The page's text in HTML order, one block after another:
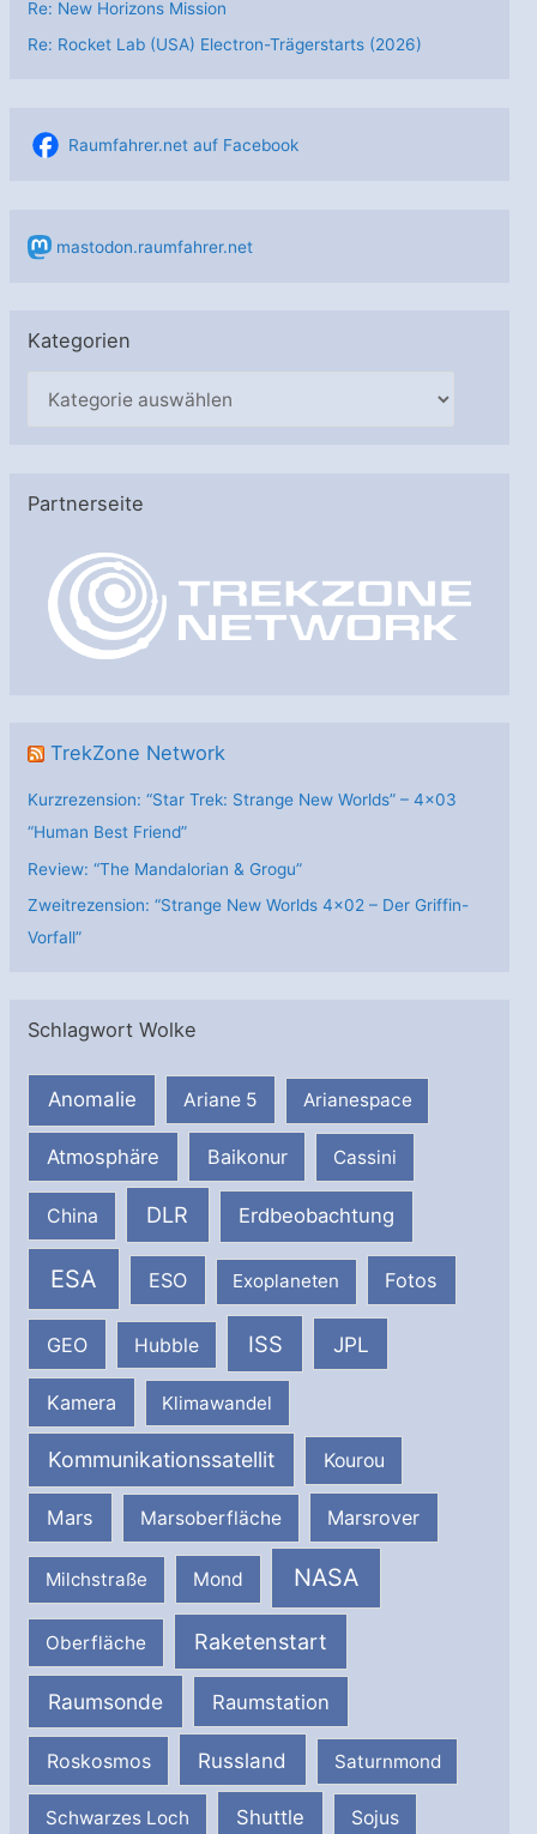
Re: New Horizons Mission
Re: Rocket Lab (USA) Electron-Trägerstarts (2026)
Raumfahrer.net auf Facebook
mastodon.raumfahrer.net
Kategorien
g
Partnerseite
TrekZone Network
Kurzrezension: “Star Trek: Strange New Worlds” – 4×03
“Human Best Friend”
Review: “The Mandalorian & Grogu”
Zweitrezension: “Strange New Worlds 4×02 – Der Griffin-
Vorfall”
Schlagwort Wolke
Anomalie Ariane 5 Arianespace
Atmosphäre Baikonur Cassini
China DLR Erdbeobachtung
ESA ESO Exoplaneten Fotos
GEO Hubble ISS JPL
Kamera Klimawandel
Kommunikationssatellit Kourou
Mars Marsoberfläche Marsrover
Milchstraße Mond NASA
Oberfläche Raketenstart
Raumsonde Raumstation
Roskosmos Russland Saturnmond
Schwarzes Loch Shuttle Sojus